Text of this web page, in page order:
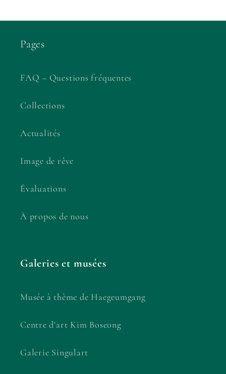
Pages
FAQ – Questions fréquentes
Collections
Actualités
Image de rêve
Évaluations
À propos de nous
Galeries et musées
Musée à thème de Haegeumgang
Centre d'art Kim Boseong
Galerie Singulart